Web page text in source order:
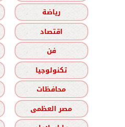
رياضة
اقتصاد
فن
تكنولوجيا
محافظات
مصر العظمى